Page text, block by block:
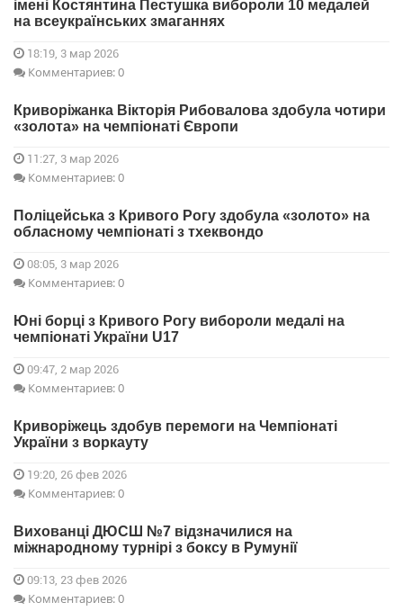
імені Костянтина Пестушка вибороли 10 медалей
на всеукраїнських змаганнях
18:19, 3 мар 2026
Комментариев: 0
Криворіжанка Вікторія Рибовалова здобула чотири
«золота» на чемпіонаті Європи
11:27, 3 мар 2026
Комментариев: 0
Поліцейська з Кривого Рогу здобула «золото» на
обласному чемпіонаті з тхеквондо
08:05, 3 мар 2026
Комментариев: 0
Юні борці з Кривого Рогу вибороли медалі на
чемпіонаті України U17
09:47, 2 мар 2026
Комментариев: 0
Криворіжець здобув перемоги на Чемпіонаті
України з воркауту
19:20, 26 фев 2026
Комментариев: 0
Вихованці ДЮСШ №7 відзначилися на
міжнародному турнірі з боксу в Румунії
09:13, 23 фев 2026
Комментариев: 0